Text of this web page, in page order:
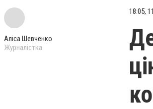
Аліса Шевченко
Журналістка
18:05,